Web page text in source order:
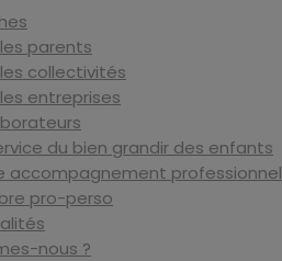
parents
collectivités
entreprises
du bien grandir des enfants
accompagnement professionnel
pro-perso
nous ?